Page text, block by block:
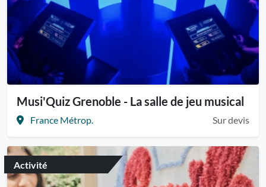
Musi'Quiz Grenoble - La salle de jeu musical
France Métrop. Sur devis
Activité